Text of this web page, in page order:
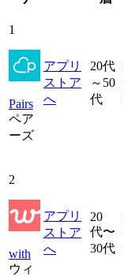
1
Pairs
ペア
ーズ
アプリ
ストア
へ
20代
～50
代
2
with
ウィ
アプリ
ストア
へ
20
代〜
30代